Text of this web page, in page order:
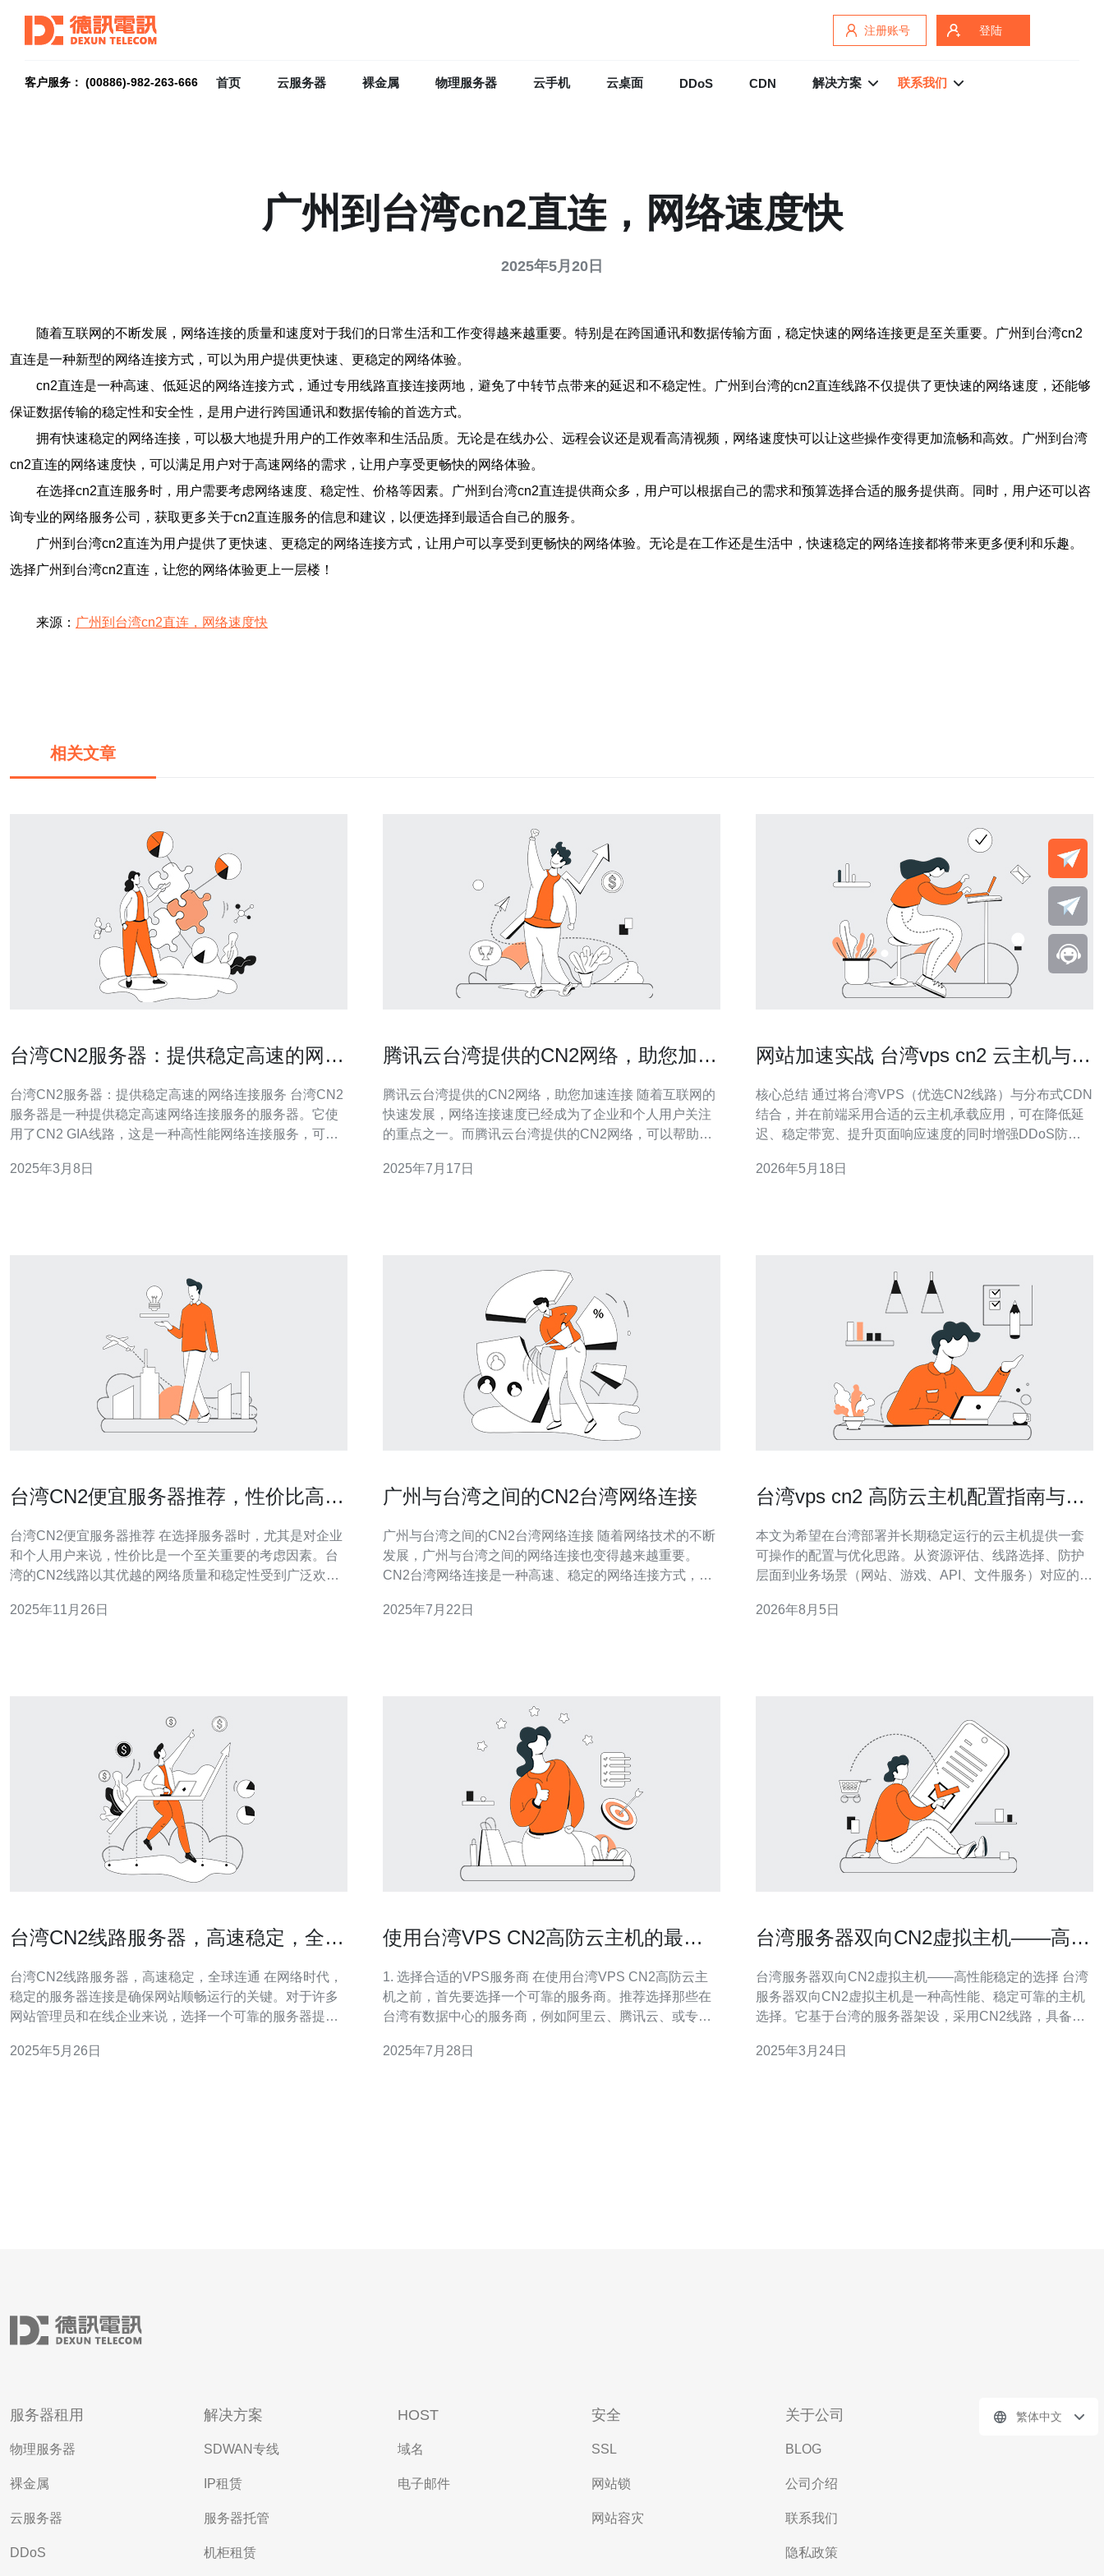
注册账号 登陆
客户服务： (00886)-982-263-666 首页 云服务器 裸金属 物理服务器 云手机 云桌面 DDoS CDN 解决方案 联系我们
广州到台湾cn2直连，网络速度快
2025年5月20日
随着互联网的不断发展，网络连接的质量和速度对于我们的日常生活和工作变得越来越重要。特别是在跨国通讯和数据传输方面，稳定快速的网络连接更是至关重要。广州到台湾cn2
直连是一种新型的网络连接方式，可以为用户提供更快速、更稳定的网络体验。
cn2直连是一种高速、低延迟的网络连接方式，通过专用线路直接连接两地，避免了中转节点带来的延迟和不稳定性。广州到台湾的cn2直连线路不仅提供了更快速的网络速度，还能够
保证数据传输的稳定性和安全性，是用户进行跨国通讯和数据传输的首选方式。
拥有快速稳定的网络连接，可以极大地提升用户的工作效率和生活品质。无论是在线办公、远程会议还是观看高清视频，网络速度快可以让这些操作变得更加流畅和高效。广州到台湾
cn2直连的网络速度快，可以满足用户对于高速网络的需求，让用户享受更畅快的网络体验。
在选择cn2直连服务时，用户需要考虑网络速度、稳定性、价格等因素。广州到台湾cn2直连提供商众多，用户可以根据自己的需求和预算选择合适的服务提供商。同时，用户还可以咨
询专业的网络服务公司，获取更多关于cn2直连服务的信息和建议，以便选择到最适合自己的服务。
广州到台湾cn2直连为用户提供了更快速、更稳定的网络连接方式，让用户可以享受到更畅快的网络体验。无论是在工作还是生活中，快速稳定的网络连接都将带来更多便利和乐趣。
选择广州到台湾cn2直连，让您的网络体验更上一层楼！
来源： 广州到台湾cn2直连，网络速度快
相关文章
台湾CN2服务器：提供稳定高速的网络
台湾CN2服务器：提供稳定高速的网络连接服务 台湾CN2
服务器是一种提供稳定高速网络连接服务的服务器。它使
用了CN2 GIA线路，这是一种高性能网络连接服务，可以
湾CN2服务器有以下几个优势： 高速连接：CN2 GIA线路
2025年3月8日
腾讯云台湾提供的CN2网络，助您加速
腾讯云台湾提供的CN2网络，助您加速连接 随着互联网的
快速发展，网络连接速度已经成为了企业和个人用户关注
的重点之一。而腾讯云台湾提供的CN2网络，可以帮助您
一种高性能网络，具有低延迟、高稳定性和高可用性的特
2025年7月17日
网站加速实战 台湾vps cn2 云主机与
核心总结 通过将台湾VPS（优选CN2线路）与分布式CDN
结合，并在前端采用合适的云主机承载应用，可在降低延
迟、稳定带宽、提升页面响应速度的同时增强DDoS防御
攻击与运维落地给出可操作性强的实战建议，并推荐德讯
2026年5月18日
台湾CN2便宜服务器推荐，性价比高的
台湾CN2便宜服务器推荐 在选择服务器时，尤其是对企业
和个人用户来说，性价比是一个至关重要的考虑因素。台
湾的CN2线路以其优越的网络质量和稳定性受到广泛欢
器，帮助您做出明智的选择。 以下是我们总结出的三大精
2025年11月26日
广州与台湾之间的CN2台湾网络连接
广州与台湾之间的CN2台湾网络连接 随着网络技术的不断
发展，广州与台湾之间的网络连接也变得越来越重要。
CN2台湾网络连接是一种高速、稳定的网络连接方式，为
之间的CN2台湾网络连接的重要性和优势。 广州与台湾之
2025年7月22日
台湾vps cn2 高防云主机配置指南与场
本文为希望在台湾部署并长期稳定运行的云主机提供一套
可操作的配置与优化思路。从资源评估、线路选择、防护
层面到业务场景（网站、游戏、API、文件服务）对应的调
性，便于直接落地实施与持续迭代。 多少CPU、内存与带
2026年8月5日
台湾CN2线路服务器，高速稳定，全球
台湾CN2线路服务器，高速稳定，全球连通 在网络时代，
稳定的服务器连接是确保网站顺畅运行的关键。对于许多
网站管理员和在线企业来说，选择一个可靠的服务器提供
择，提供高速稳定的网络连接，并实现全球连通。 台湾
2025年5月26日
使用台湾VPS CN2高防云主机的最佳
1. 选择合适的VPS服务商 在使用台湾VPS CN2高防云主
机之前，首先要选择一个可靠的服务商。推荐选择那些在
台湾有数据中心的服务商，例如阿里云、腾讯云、或专门
良好的用户评价。 2. 注册并购买VPS 访问所选服务商的网
2025年7月28日
台湾服务器双向CN2虚拟主机——高性
台湾服务器双向CN2虚拟主机——高性能稳定的选择 台湾
服务器双向CN2虚拟主机是一种高性能、稳定可靠的主机
选择。它基于台湾的服务器架设，采用CN2线路，具备双
1. 高性能 台湾服务器双向CN2虚拟主机采用高性能的硬件
2025年3月24日
服务器租用
物理服务器
裸金属
云服务器
DDoS
解决方案
SDWAN专线
IP租赁
服务器托管
机柜租赁
HOST
域名
电子邮件
安全
SSL
网站锁
网站容灾
关于公司
BLOG
公司介绍
联系我们
隐私政策
繁体中文